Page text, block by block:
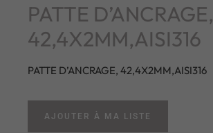
PATTE D’ANCRAGE,
42,4X2MM,AISI316
PATTE D’ANCRAGE, 42,4X2MM,AISI316
AJOUTER À MA LISTE